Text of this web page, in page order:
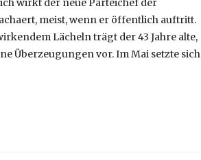
wirkt der neue Parteichef der
meist, wenn er öffentlich auftritt.
Lächeln trägt der 43 Jahre alte,
Überzeugungen vor. Im Mai setzte sich